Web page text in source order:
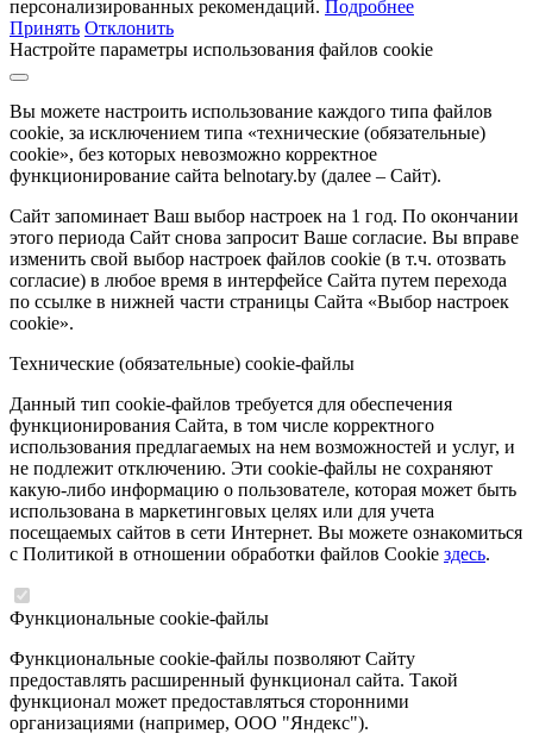
персонализированных рекомендаций. Подробнее
Принять Отклонить
Настройте параметры использования файлов cookie
Вы можете настроить использование каждого типа файлов
cookie, за исключением типа «технические (обязательные)
cookie», без которых невозможно корректное
функционирование сайта belnotary.by (далее – Сайт).
Сайт запоминает Ваш выбор настроек на 1 год. По окончании
этого периода Сайт снова запросит Ваше согласие. Вы вправе
изменить свой выбор настроек файлов cookie (в т.ч. отозвать
согласие) в любое время в интерфейсе Сайта путем перехода
по ссылке в нижней части страницы Сайта «Выбор настроек
cookie».
Технические (обязательные) cookie-файлы
Данный тип cookie-файлов требуется для обеспечения
функционирования Сайта, в том числе корректного
использования предлагаемых на нем возможностей и услуг, и
не подлежит отключению. Эти cookie-файлы не сохраняют
какую-либо информацию о пользователе, которая может быть
использована в маркетинговых целях или для учета
посещаемых сайтов в сети Интернет. Вы можете ознакомиться
с Политикой в отношении обработки файлов Cookie здесь.
Функциональные cookie-файлы
Функциональные cookie-файлы позволяют Сайту
предоставлять расширенный функционал сайта. Такой
функционал может предоставляться сторонними
организациями (например, ООО "Яндекс").